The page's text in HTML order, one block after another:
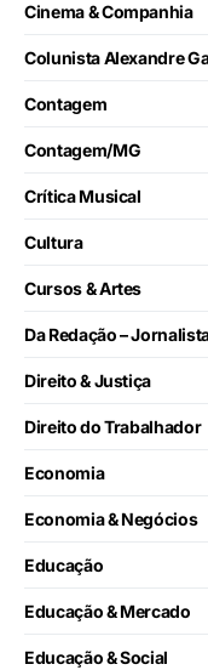
Cinema & Companhia
Colunista Alexandre
Contagem
Contagem/MG
Crítica Musical
Cultura
Cursos & Artes
Da Redação –
Direito & Justiça
Direito do Trabalhador
Economia
Economia & Negócios
Educação
Educação & Mercado
Educação & Social